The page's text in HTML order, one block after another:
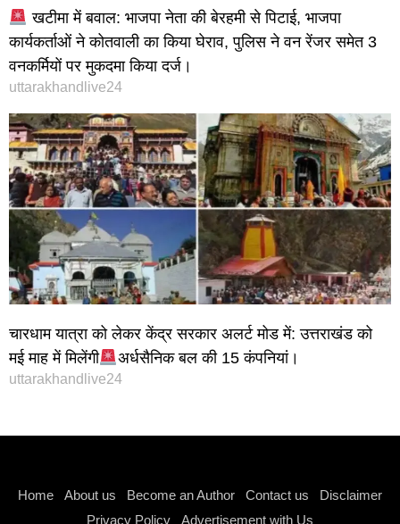
खटीमा में बवाल: भाजपा नेता की बेरहमी से पिटाई, भाजपा
कार्यकर्ताओं ने कोतवाली का किया घेराव, पुलिस ने वन रेंजर समेत 3
वनकर्मियों पर मुकदमा किया दर्ज।
uttarakhandlive24
चारधाम यात्रा को लेकर केंद्र सरकार अलर्ट मोड में: उत्तराखंड को
मई माह में मिलेंगी
अर्धसैनिक बल की 15 कंपनियां।
uttarakhandlive24
Home About us Become an Author Contact us
Disclaimer
Privacy Policy
Advertisement with Us